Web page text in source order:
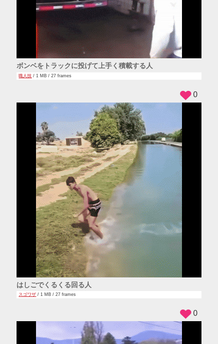
ボンベをトラックに投げて上手く積載する人
職人技 / 1 MB / 27 frames
はしごでくるくる回る人
スゴワザ / 1 MB / 27 frames
0
0